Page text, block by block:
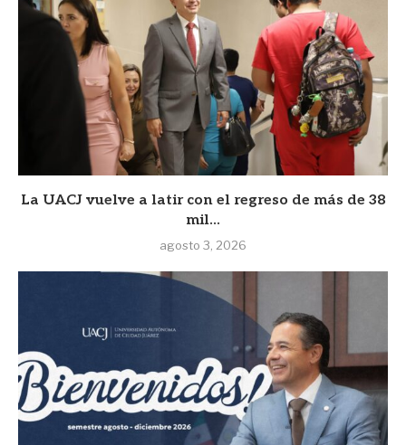
La UACJ vuelve a latir con el regreso de más de 38
mil...
agosto 3, 2026